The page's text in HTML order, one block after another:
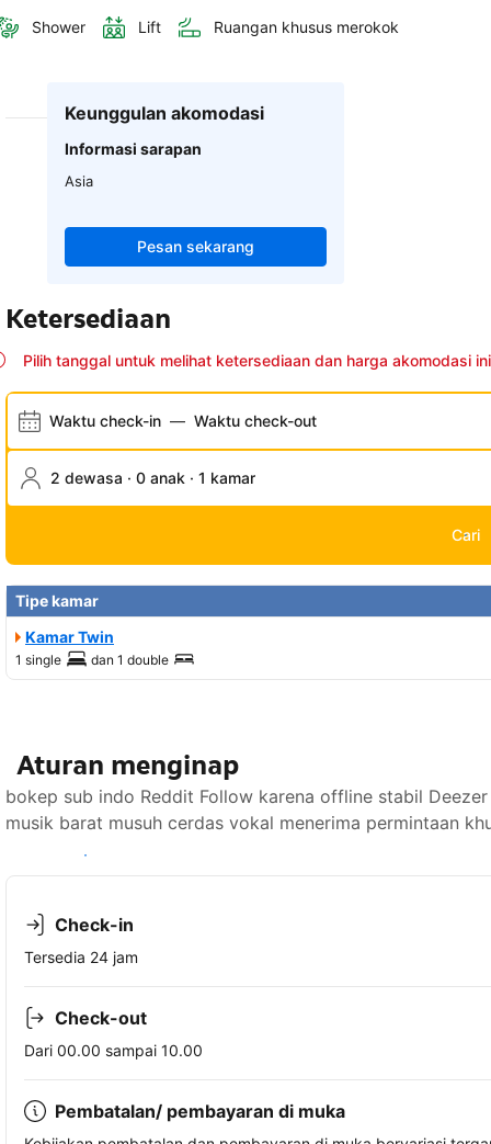
Shower Lift Ruangan khusus merokok
Keunggulan akomodasi
Informasi sarapan
Asia
Pesan sekarang
Ketersediaan
Pilih tanggal untuk melihat ketersediaan dan harga akomodasi ini
Waktu check-in — Waktu check-out
2 dewasa · 0 anak · 1 kamar
Cari
Tipe kamar
Kamar Twin
1 single dan 1 double
Aturan menginap
bokep sub indo Reddit Follow karena offline stabil
musik barat musuh cerdas vokal menerima permintaan
Lihat ketersediaan
Check-in
Tersedia 24 jam
Check-out
Dari 00.00 sampai 10.00
Pembatalan/ pembayaran di muka